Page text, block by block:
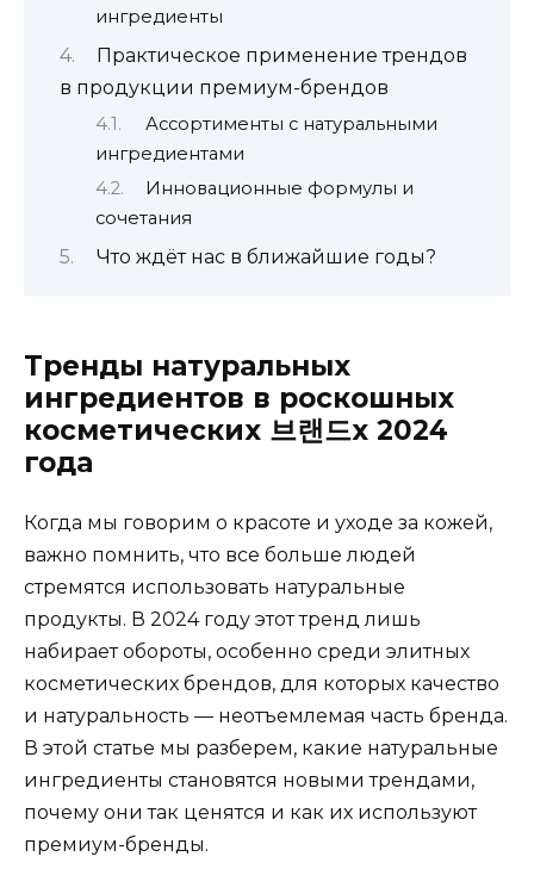
ингредиенты
Практическое применение трендов
в продукции премиум-брендов
Ассортименты с натуральными
ингредиентами
Инновационные формулы и
сочетания
Что ждёт нас в ближайшие годы?
Тренды натуральных
ингредиентов в роскошных
косметических 브랜드х 2024
года
Когда мы говорим о красоте и уходе за кожей,
важно помнить, что все больше людей
стремятся использовать натуральные
продукты. В 2024 году этот тренд лишь
набирает обороты, особенно среди элитных
косметических брендов, для которых качество
и натуральность — неотъемлемая часть бренда.
В этой статье мы разберем, какие натуральные
ингредиенты становятся новыми трендами,
почему они так ценятся и как их используют
премиум-бренды.